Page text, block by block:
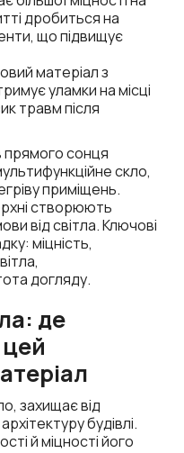
дробиться на
що підвищує
матеріал з
уламки на місці
травм після
сонця
скло,
приміщень.
створюють
від світла. Ключові
міцність,
догляду.
де
захищає від
будівлі.
й міцності його